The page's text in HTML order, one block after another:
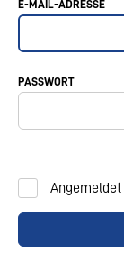
E-MAIL-ADRESSE
PASSWORT